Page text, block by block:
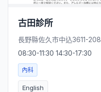
古田診所
長野縣佐久市中込3611-208
08:30-11:30 14:30-17:30
內科
English